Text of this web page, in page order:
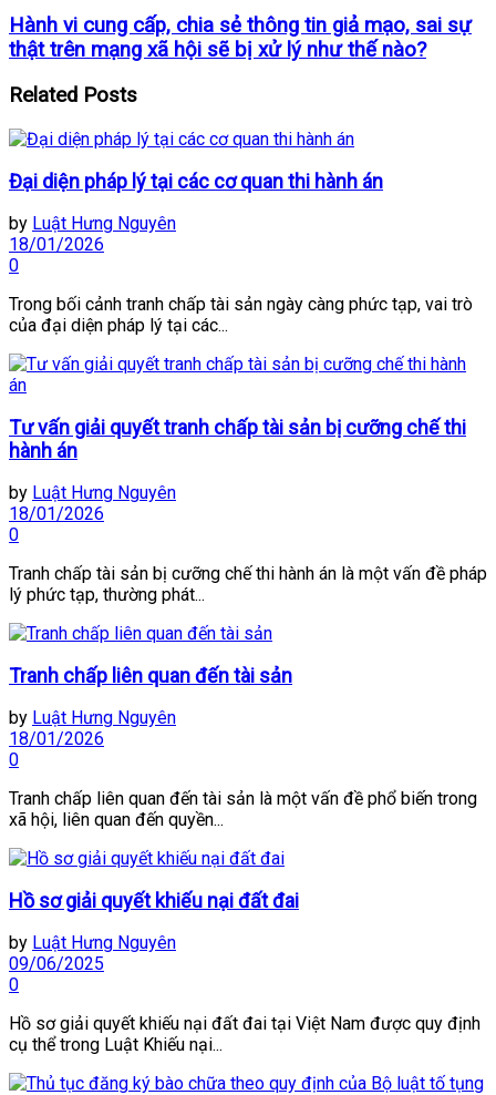
Hành vi cung cấp, chia sẻ thông tin giả mạo, sai sự
thật trên mạng xã hội sẽ bị xử lý như thế nào?
Related Posts
Đại diện pháp lý tại các cơ quan thi hành án
by Luật Hưng Nguyên
18/01/2026
0
Trong bối cảnh tranh chấp tài sản ngày càng phức tạp, vai trò
của đại diện pháp lý tại các...
Tư vấn giải quyết tranh chấp tài sản bị cưỡng chế thi
hành án
by Luật Hưng Nguyên
18/01/2026
0
Tranh chấp tài sản bị cưỡng chế thi hành án là một vấn đề pháp
lý phức tạp, thường phát...
Tranh chấp liên quan đến tài sản
by Luật Hưng Nguyên
18/01/2026
0
Tranh chấp liên quan đến tài sản là một vấn đề phổ biến trong
xã hội, liên quan đến quyền...
Hồ sơ giải quyết khiếu nại đất đai
by Luật Hưng Nguyên
09/06/2025
0
Hồ sơ giải quyết khiếu nại đất đai tại Việt Nam được quy định
cụ thể trong Luật Khiếu nại...